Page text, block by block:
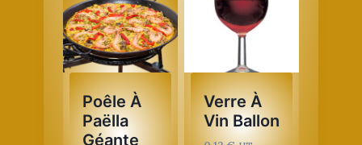
Poêle À
Paëlla
Géante
Verre À
Vin Ballon